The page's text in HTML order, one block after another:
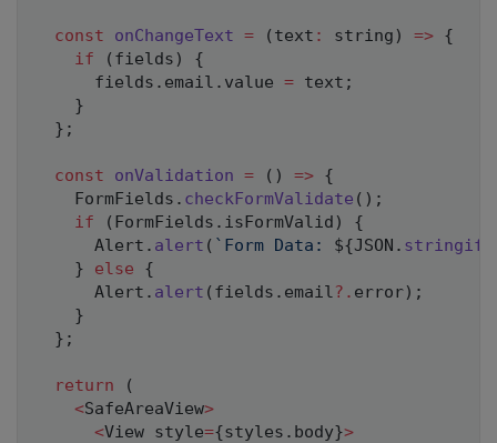
const onChangeText = ( text : string ) => {
if
( fields )
{
      fields
. email . value = text ;
}
} ;
const onValidation = ( ) => {
    FormFields
. checkFormValidate ( ) ;
if
( FormFields . isFormValid )
{
      Alert
. alert ( ` Form Data: ${JSON . stringify
}
else
{
      Alert
. alert ( fields . email?. error) ;
}
} ;
return
(
<SafeAreaView>
<View style={styles . body}>